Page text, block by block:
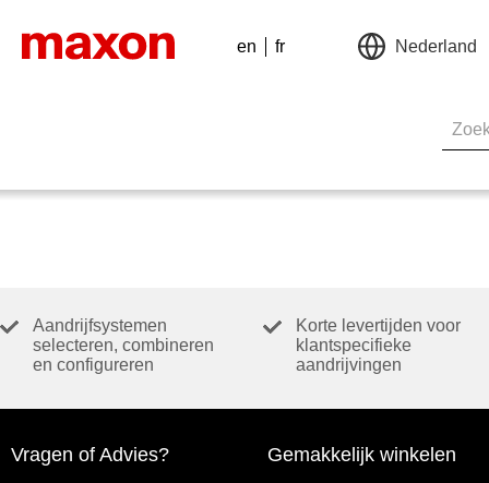
en fr Nederland
Aandrijfsystemen
selecteren, combineren
en configureren
Korte levertijden voor
klantspecifieke
aandrijvingen
Vragen of Advies? Gemakkelijk winkelen